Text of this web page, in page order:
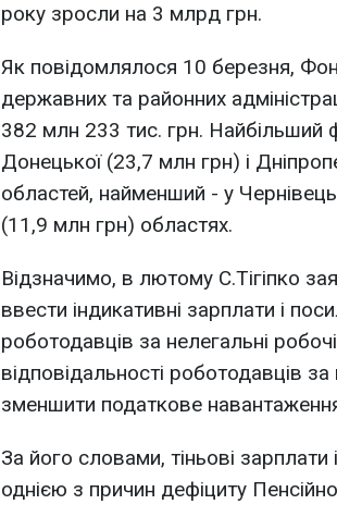
року зросли на 3 млрд грн.
Як повідомлялося 10 березня,
державних та районних
382 млн 233 тис. грн. Найбільший
Донецької (23,7 млн ​​грн) і
областей, найменший - у
(11,9 млн грн) областях.
Відзначимо, в лютому С.Тігіпко
ввести індикативні зарплати і
роботодавців за нелегальні
відповідальності роботодавців за
зменшити податкове
За його словами, тіньові зарплати
однією з причин дефіциту